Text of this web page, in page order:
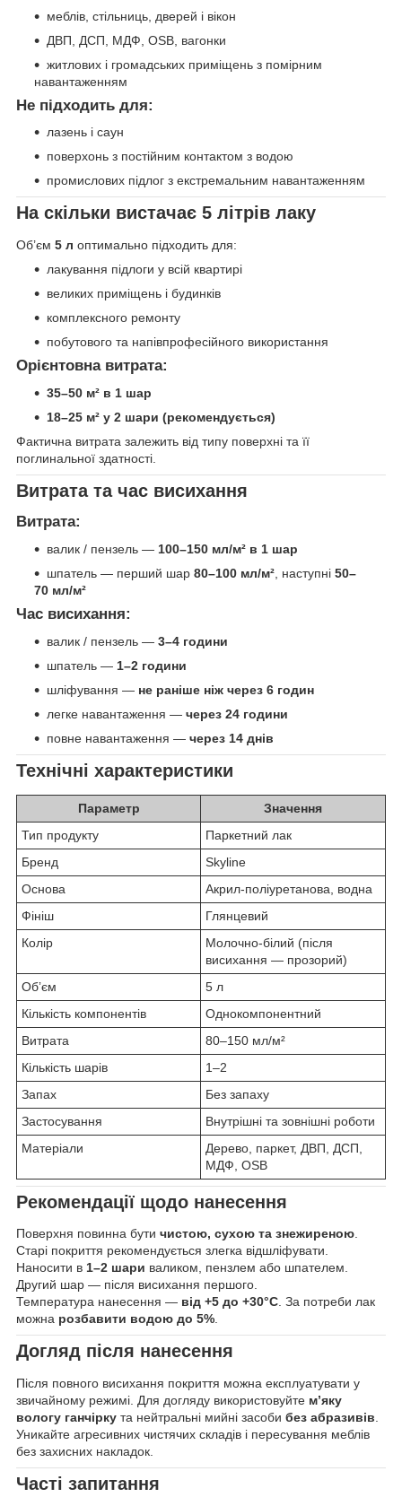
меблів, стільниць, дверей і вікон
ДВП, ДСП, МДФ, OSB, вагонки
житлових і громадських приміщень з помірним
навантаженням
Не підходить для:
лазень і саун
поверхонь з постійним контактом з водою
промислових підлог з екстремальним навантаженням
На скільки вистачає 5 літрів лаку
Об’єм 5 л оптимально підходить для:
лакування підлоги у всій квартирі
великих приміщень і будинків
комплексного ремонту
побутового та напівпрофесійного використання
Орієнтовна витрата:
35–50 м² в 1 шар
18–25 м² у 2 шари (рекомендується)
Фактична витрата залежить від типу поверхні та її
поглинальної здатності.
Витрата та час висихання
Витрата:
валик / пензель — 100–150 мл/м² в 1 шар
шпатель — перший шар 80–100 мл/м² , наступні 50–
70 мл/м²
Час висихання:
валик / пензель — 3–4 години
шпатель — 1–2 години
шліфування — не раніше ніж через 6 годин
легке навантаження — через 24 години
повне навантаження — через 14 днів
Технічні характеристики
Параметр
Значення
Тип продукту
Паркетний лак
Бренд
Skyline
Основа
Акрил-поліуретанова, водна
Фініш
Глянцевий
Колір
Молочно-білий (після
висихання — прозорий)
Обʼєм
5 л
Кількість компонентів
Однокомпонентний
Витрата
80–150 мл/м²
Кількість шарів
1–2
Запах
Без запаху
Застосування
Внутрішні та зовнішні роботи
Матеріали
Дерево, паркет, ДВП, ДСП,
МДФ, OSB
Рекомендації щодо нанесення
Поверхня повинна бути чистою, сухою та знежиреною.
Старі покриття рекомендується злегка відшліфувати.
Наносити в 1–2 шари валиком, пензлем або шпателем.
Другий шар — після висихання першого.
Температура нанесення — від +5 до +30°C. За потреби лак
можна розбавити водою до 5%.
Догляд після нанесення
Після повного висихання покриття можна експлуатувати у
звичайному режимі. Для догляду використовуйте м’яку
вологу ганчірку та нейтральні мийні засоби без абразивів
Уникайте агресивних чистячих складів і пересування меблів
без захисних накладок.
Часті запитання